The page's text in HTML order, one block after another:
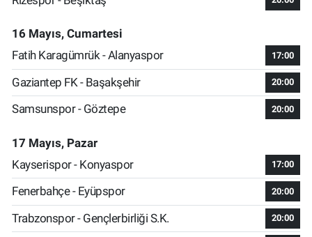
16 Mayıs, Cumartesi
Fatih Karagümrük - Alanyaspor
17:00
Gaziantep FK - Başakşehir 20:00
Samsunspor - Göztepe 20:00
17 Mayıs, Pazar
Kayserispor - Konyaspor
17:00
Fenerbahçe - Eyüpspor 20:00
Trabzonspor - Gençlerbirliği S.K. 20:00